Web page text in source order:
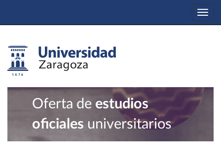
Oferta de estudios
oficiales universitarios